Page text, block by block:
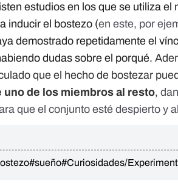
estudios en los que se utiliza el
inducir el bostezo (en este, por
demostrado repetidamente el
dudas sobre el porqué.
que el hecho de bostezar
de los miembros al resto,
que el conjunto esté despierto y
#sueño#Curiosidades/